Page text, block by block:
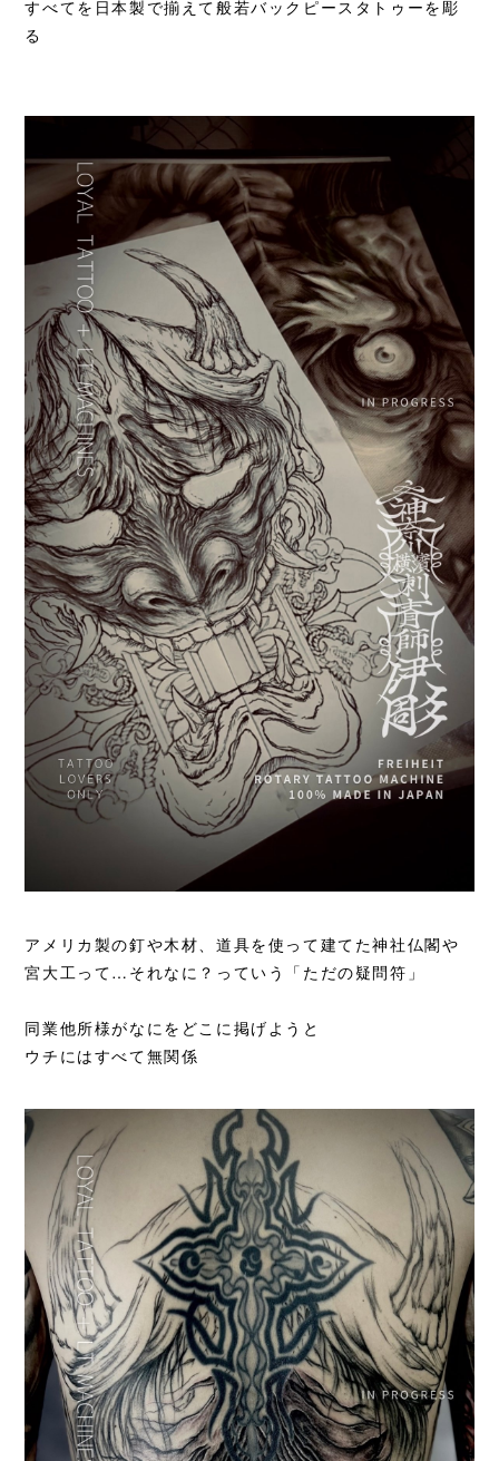
すべてを日本製で揃えて般若バックピースタトゥーを彫
る
アメリカ製の釘や木材、道具を使って建てた神社仏閣や
宮大工って…それなに？っていう 「ただの疑問符」
同業他所様がなにをどこに掲げようと
ウチにはすべて無関係